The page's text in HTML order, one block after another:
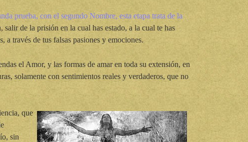
prueba, con el segundo Nombre, esta etapa trata de la
salir de la prisión en la cual has estado, a la cual te has
a través de tus falsas pasiones y emociones.
el Amor, y las formas de amar en toda su extensión, en
solamente con sentimientos reales y verdaderos, que no
que
sin